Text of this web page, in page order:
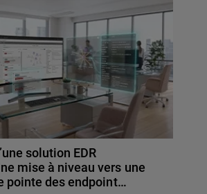
solution EDR
mise à niveau vers une
pointe des endpoint…